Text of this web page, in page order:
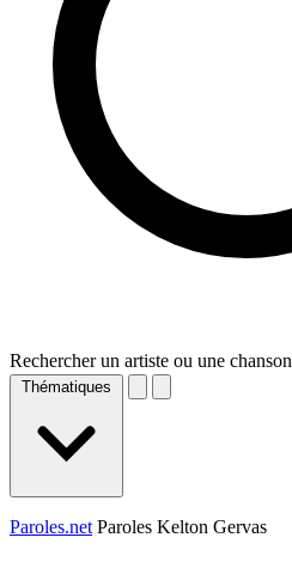
Rechercher un artiste ou une chanson
Thématiques
Paroles.net Paroles Kelton Gervas